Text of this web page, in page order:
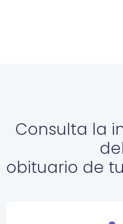
Consulta la
obituario de